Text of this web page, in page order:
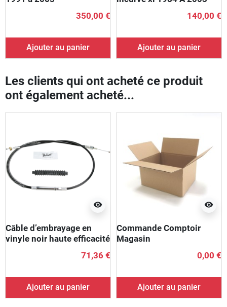
350,00 €
Ajouter au panier
140,00 €
Ajouter au panier
Les clients qui ont acheté ce produit
ont également acheté...
visibility
Câble d’embrayage en
vinyle noir haute efficacité
71,36 €
Ajouter au panier
visibility
Commande Comptoir
Magasin
0,00 €
Ajouter au panier